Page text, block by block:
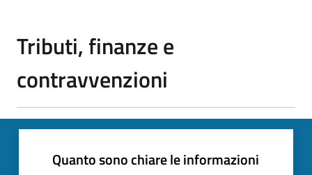
Tributi, finanze e
contravvenzioni
Quanto sono chiare le informazioni